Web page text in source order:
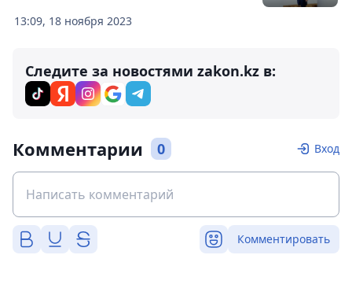
13:09, 18 ноября 2023
Следите за новостями zakon.kz в:
Комментарии 0 Вход
Комментировать